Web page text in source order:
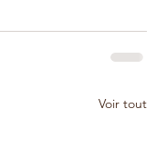
Voir tout